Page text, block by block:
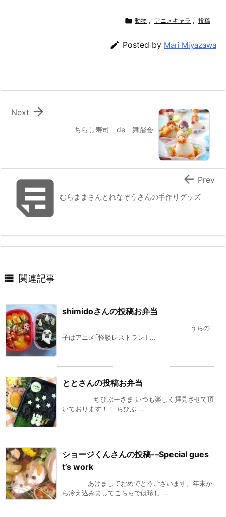
o
k
a
ai
l
 動物 , アニメキャラ , 投稿
 Posted by Mari Miyazawa
ちらし寿司 de 舞踏会

Next
むらままさんとれなぞうさんの手作りグッズ
 Prev
 関連記事
shimidoさんの投稿お弁当
うちの
子はアニメ｢怪談レストラン｣ ...
ととさんの投稿お弁当
ちびぶーさま いつも楽しく拝見させて頂
いております！！ ちびぶ ...
ショージくんさんの投稿-–Special gues
t’s work
あけましておめでとうございます。年末か
ら冷え込みましてこちらでは珍し ...